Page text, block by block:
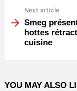
Next article
Smeg
hottes
cuisine
YOU MAY ALSO